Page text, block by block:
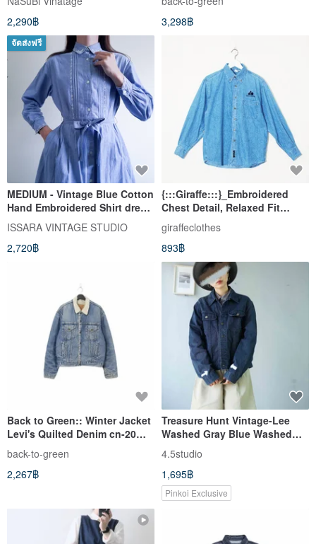
2,290฿
3,298฿
จัดส่งฟรี
MEDIUM - Vintage Blue Cotton
Hand Embroidered Shirt dress
With Belt
ISSARA VINTAGE STUDIO
2,720฿
{:::Giraffe:::}_Embroidered
Chest Detail, Relaxed Fit
Vintage Denim Shirt
giraffeclothes
893฿
Back to Green:: Winter Jacket
Levi's Quilted Denim cn-20
vintage
back-to-green
2,267฿
Treasure Hunt Vintage-Lee
Washed Gray Blue Washed
Old Feel Motorcycle Jacket
Denim Jacket
4.5studio
1,695฿
Pinkoi Exclusive